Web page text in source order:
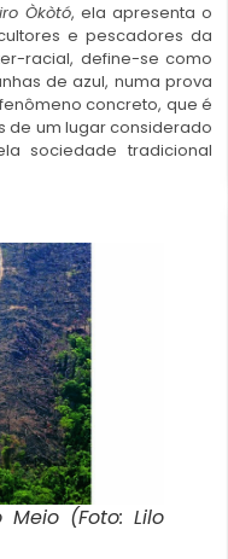
Òkòtó, ela apresenta o
e pescadores da
racial, define-se como
de azul, numa prova
concreto, que é
de um lugar considerado
sociedade tradicional
(Foto: Lilo